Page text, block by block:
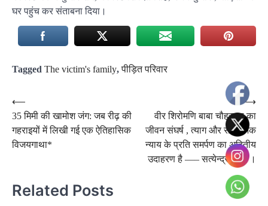
घर पहुंच कर संताबना दिया।
Tagged The victim's family,पीड़ित परिवार
Post
navigation
⟵
35 मिमी की खामोश जंग: जब रीढ़ की
गहराइयों में लिखी गई एक ऐतिहासिक
विजयगाथा*
वीर शिरोमणि बाबा चौहरमल का
जीवन संघर्ष , त्याग और सामाजिक
न्याय के प्रति समर्पण का अद्वितीय
उदाहरण है —– सत्येन्द्र रंजन ।
⟶
Related Posts